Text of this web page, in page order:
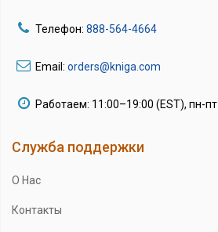
Телефон: 888-564-4664
Email: orders@kniga.com
Работаем: 11:00–19:00 (EST), пн-пт
Служба поддержки
О Нас
Контакты